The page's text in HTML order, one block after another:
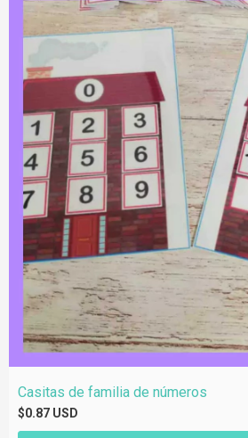
Casitas de familia de números
$0.87 USD